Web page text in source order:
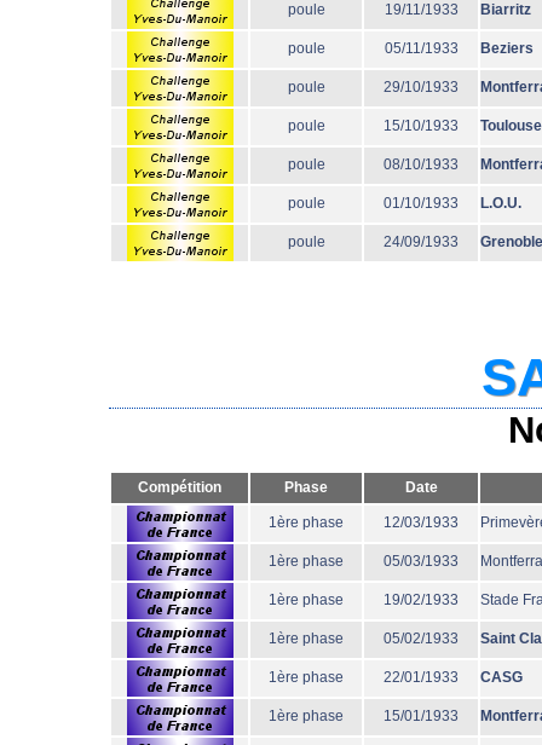
poule 19/11/1933 Biarritz
poule 05/11/1933 Beziers
poule 29/10/1933
poule 15/10/1933 Toulouse
poule 08/10/1933
poule 01/10/1933 L.O.U.
poule 24/09/1933 Grenoble
Compétition Phase Date
1ère phase 12/03/1933
1ère phase 05/03/1933
1ère phase 19/02/1933 Stade
1ère phase 05/02/1933 Saint
1ère phase 22/01/1933 CASG
1ère phase 15/01/1933